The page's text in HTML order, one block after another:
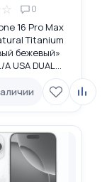
☆ 0
16 Pro Max
Titanium
бежевый»
A USA DUAL